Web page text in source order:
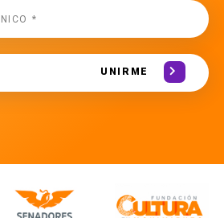
UNIRME